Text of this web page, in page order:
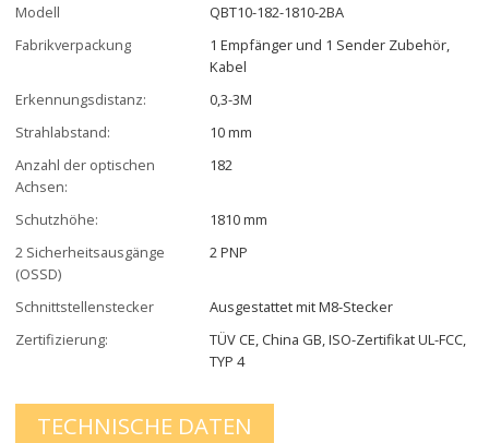
Modell
QBT10-182-1810-2BA
Fabrikverpackung
1 Empfänger und 1 Sender Zubehör,
Kabel
Erkennungsdistanz:
0,3-3M
Strahlabstand:
10 mm
Anzahl der optischen
Achsen:
182
Schutzhöhe:
1810 mm
2 Sicherheitsausgänge
(OSSD)
2 PNP
Schnittstellenstecker
Ausgestattet mit M8-Stecker
Zertifizierung:
TÜV CE, China GB, ISO-Zertifikat UL-FCC,
TYP 4
TECHNISCHE DATEN